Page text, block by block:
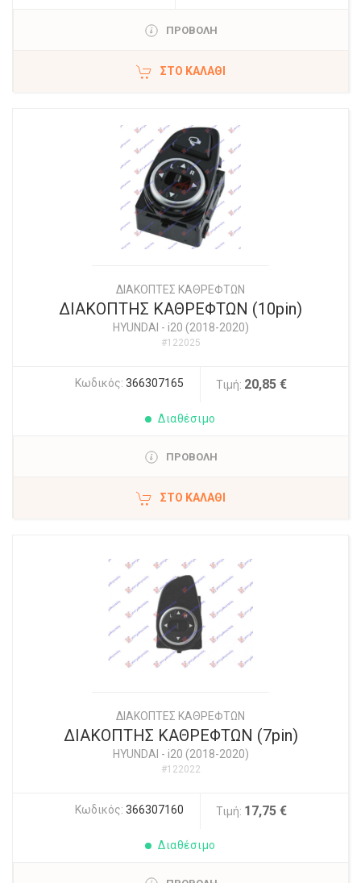
ΠΡΟΒΟΛΗ
ΣΤΟ ΚΑΛΆΘΙ
ΔΙΑΚΟΠΤΕΣ ΚΑΘΡΕΦΤΩΝ
ΔΙΑΚΟΠΤΗΣ ΚΑΘΡΕΦΤΩΝ (10pin)
HYUNDAI - i20 (2018-2020)
#122025
Κωδικός: 366307165 Τιμή: 20,85 €
Διαθέσιμο
ΠΡΟΒΟΛΗ
ΣΤΟ ΚΑΛΆΘΙ
ΔΙΑΚΟΠΤΕΣ ΚΑΘΡΕΦΤΩΝ
ΔΙΑΚΟΠΤΗΣ ΚΑΘΡΕΦΤΩΝ (7pin)
HYUNDAI - i20 (2018-2020)
#122022
Κωδικός: 366307160 Τιμή: 17,75 €
Διαθέσιμο